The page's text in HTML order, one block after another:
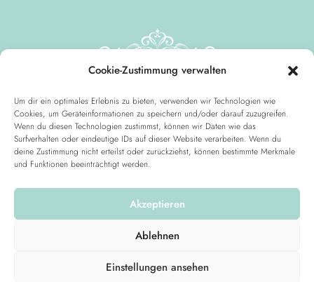
Cookie-Zustimmung verwalten
Um dir ein optimales Erlebnis zu bieten, verwenden wir Technologien wie
Cookies, um Geräteinformationen zu speichern und/oder darauf zuzugreifen.
Wenn du diesen Technologien zustimmst, können wir Daten wie das
Surfverhalten oder eindeutige IDs auf dieser Website verarbeiten. Wenn du
deine Zustimmung nicht erteilst oder zurückziehst, können bestimmte Merkmale
und Funktionen beeinträchtigt werden.
Akzeptieren
Ablehnen
Einstellungen ansehen
Suchen
Suchen